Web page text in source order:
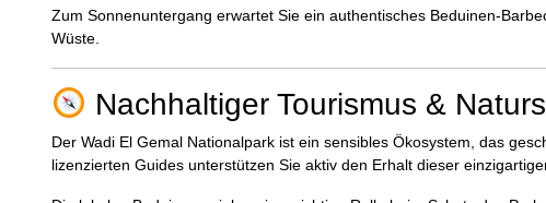
Zum Sonnenuntergang erwartet Sie ein authentisches Beduinen-
Wüste.
Nachhaltiger Tourismus &
Der Wadi El Gemal Nationalpark ist ein sensibles Ökosystem, das
lizenzierten Guides unterstützen Sie aktiv den Erhalt dieser